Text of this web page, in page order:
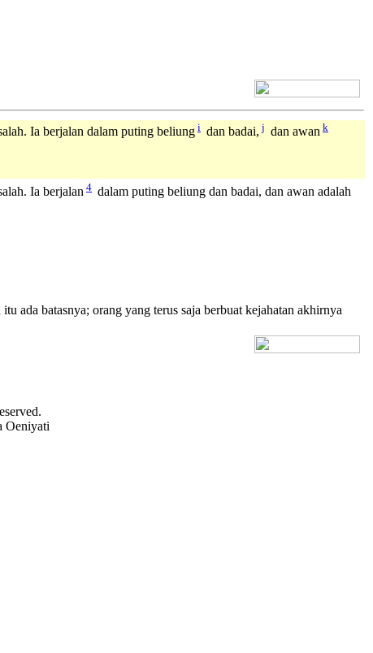
Ia berjalan dalam puting beliungi dan badai, j dan awan k
Ia berjalan 4 dalam puting beliung dan badai, dan awan adalah
ada batasnya; orang yang terus saja berbuat kejahatan akhirnya
Oeniyati